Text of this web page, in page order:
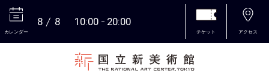
カレンダー
8 8 10:00 20:00
チケット アクセス